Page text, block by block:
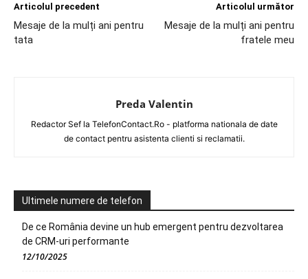
Articolul precedent
Mesaje de la mulți ani pentru
tata
Articolul următor
Mesaje de la mulți ani pentru
fratele meu
Preda Valentin
Redactor Sef la TelefonContact.Ro - platforma nationala de date
de contact pentru asistenta clienti si reclamatii.
Ultimele numere de telefon
De ce România devine un hub emergent pentru dezvoltarea
de CRM-uri performante
12/10/2025